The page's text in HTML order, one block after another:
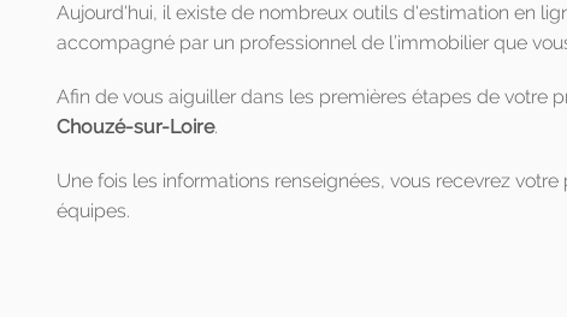
Aujourd'hui, il existe de nombreux outils d'estimation en
accompagné par un professionnel de l’immobilier que
Afin de vous aiguiller dans les premières étapes de votre
Chouzé-sur-Loire.
Une fois les informations renseignées, vous recevrez
équipes.